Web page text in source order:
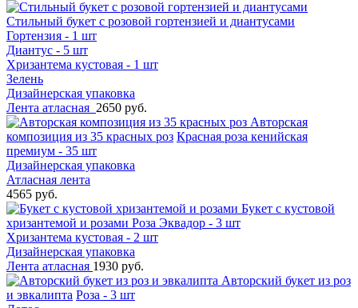
Стильный букет с розовой гортензией и диантусами
Гортензия - 1 шт
Диантус - 5 шт
Хризантема кустовая - 1 шт
Зелень
Дизайнерская упаковка
Лента атласная 2650 руб.
Авторская
композиция из 35 красных роз Красная роза кенийская
премиум - 35 шт
Дизайнерская упаковка
Атласная лента
4565 руб.
Букет с кустовой
хризантемой и розами Роза Эквадор - 3 шт
Хризантема кустовая - 2 шт
Дизайнерская упаковка
Лента атласная 1930 руб.
Авторский букет из роз
и эвкалипта Роза - 3 шт